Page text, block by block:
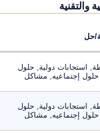
استجابات دولية, حلول
إجتماعيه, مشاكل
استجابات دولية, حلول
إجتماعيه, مشاكل